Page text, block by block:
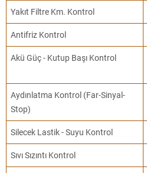
Yakıt Filtre Km. Kontrol
Antifriz Kontrol
Akü Güç - Kutup Başı Kontrol
Aydınlatma Kontrol (Far-Sinyal-
Stop)
Silecek Lastik - Suyu Kontrol
Sıvı Sızıntı Kontrol